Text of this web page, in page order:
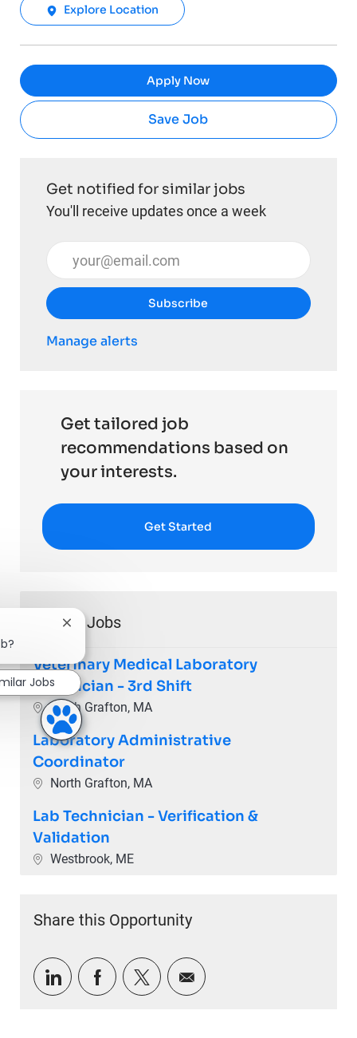
Explore Location
Apply Now
Save Job
Get notified for similar jobs
You'll receive updates once a week
Enter Email address (Required)
Subscribe
Manage alerts
Get tailored job
recommendations based on
your interests.
Get Started
Similar Jobs
Veterinary Medical Laboratory
Technician - 3rd Shift
Location
North Grafton, MA
Laboratory Administrative
Coordinator
Location
North Grafton, MA
Lab Technician - Verification &
Validation
Location
Westbrook, ME
Share this Opportunity
Share via LinkedIn
Share via Facebook
Share via twitter
Share via email
Close chatbot notification
Jobs